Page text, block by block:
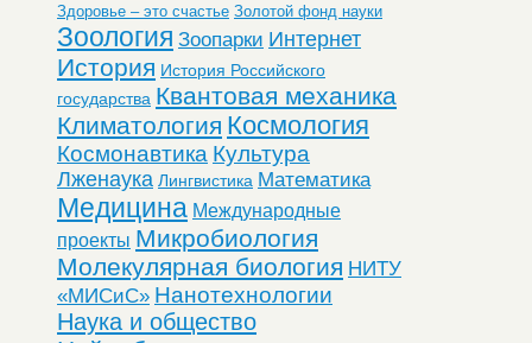
Здоровье – это счастье Золотой фонд науки
Зоология Зоопарки Интернет
История История Российского
государства Квантовая механика
Климатология Космология
Космонавтика Культура
Лженаука Лингвистика Математика
Медицина Международные
проекты Микробиология
Молекулярная биология НИТУ
«МИСиС» Нанотехнологии
Наука и общество